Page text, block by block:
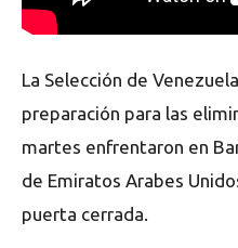
La Selección de
preparación para las
martes enfrentaron en
de Emiratos Arabes
puerta cerrada.